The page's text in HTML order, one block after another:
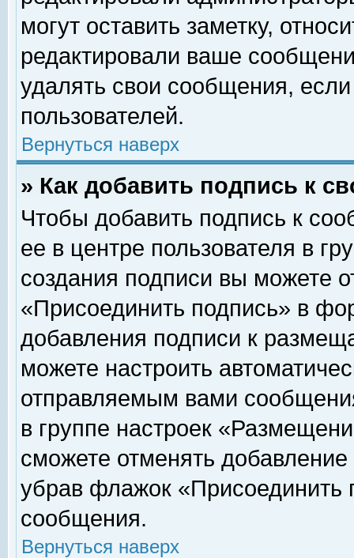
могут оставить заметку,
редактировали ваше
удалять свои сообщения,
пользователей.
Вернуться наверх
» Как добавить подпись к
Чтобы добавить подпись к
ее в центре пользователя в
создания подписи вы можете
«Присоединить подпись» в
добавления подписи к
можете настроить
отправляемым вами
в группе настроек
сможете отменять
убрав флажок «Присоединить
сообщения.
Вернуться наверх